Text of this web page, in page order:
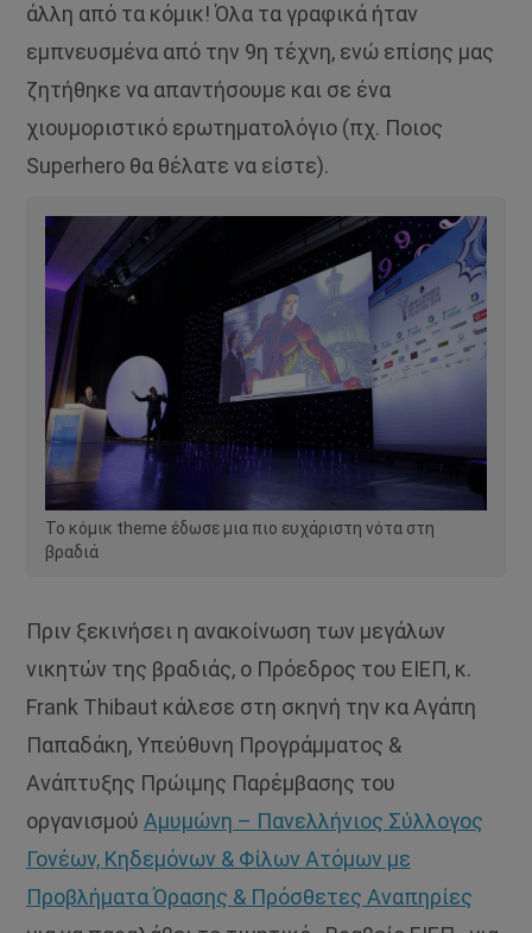
άλλη από τα κόμικ! Όλα τα γραφικά ήταν
εμπνευσμένα από την 9η τέχνη, ενώ επίσης μας
ζητήθηκε να απαντήσουμε και σε ένα
χιουμοριστικό ερωτηματολόγιο (πχ. Ποιος
Superhero θα θέλατε να είστε).
Το κόμικ theme έδωσε μια πιο ευχάριστη νότα στη
βραδιά
Πριν ξεκινήσει η ανακοίνωση των μεγάλων
νικητών της βραδιάς, ο Πρόεδρος του ΕΙΕΠ, κ.
Frank Thibaut κάλεσε στη σκηνή την κα Αγάπη
Παπαδάκη, Υπεύθυνη Προγράμματος &
Ανάπτυξης Πρώιμης Παρέμβασης του
οργανισμού Αμυμώνη – Πανελλήνιος Σύλλογος
Γονέων, Κηδεμόνων & Φίλων Ατόμων με
Προβλήματα Όρασης & Πρόσθετες Αναπηρίες